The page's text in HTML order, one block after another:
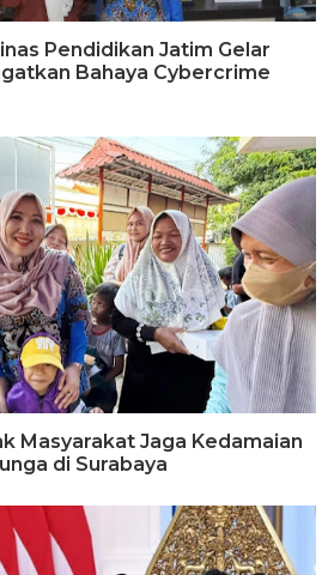
Pendidikan Jatim Gelar
Bahaya Cybercrime
Masyarakat Jaga Kedamaian
di Surabaya